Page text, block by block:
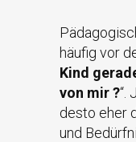
häufig vor
Kind
von mir ?“.
desto eher
und